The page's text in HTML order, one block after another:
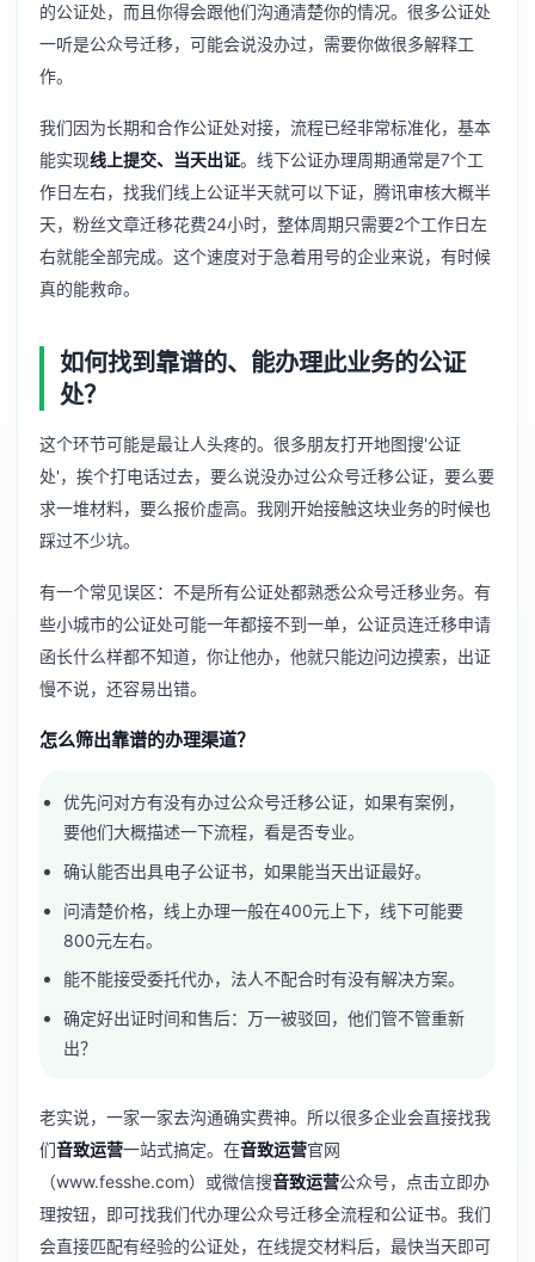
的公证处，而且你得会跟他们沟通清楚你的情况。很多公证处
一听是公众号迁移，可能会说没办过，需要你做很多解释工
作。
我们因为长期和合作公证处对接，流程已经非常标准化，基本
能实现线上提交、当天出证。线下公证办理周期通常是7个工
作日左右，找我们线上公证半天就可以下证，腾讯审核大概半
天，粉丝文章迁移花费24小时，整体周期只需要2个工作日左
右就能全部完成。这个速度对于急着用号的企业来说，有时候
真的能救命。
如何找到靠谱的、能办理此业务的公证
处？
这个环节可能是最让人头疼的。很多朋友打开地图搜'公证
处'，挨个打电话过去，要么说没办过公众号迁移公证，要么要
求一堆材料，要么报价虚高。我刚开始接触这块业务的时候也
踩过不少坑。
有一个常见误区：不是所有公证处都熟悉公众号迁移业务。有
些小城市的公证处可能一年都接不到一单，公证员连迁移申请
函长什么样都不知道，你让他办，他就只能边问边摸索，出证
慢不说，还容易出错。
怎么筛出靠谱的办理渠道？
优先问对方有没有办过公众号迁移公证，如果有案例，
要他们大概描述一下流程，看是否专业。
确认能否出具电子公证书，如果能当天出证最好。
问清楚价格，线上办理一般在400元上下，线下可能要
800元左右。
能不能接受委托代办，法人不配合时有没有解决方案。
确定好出证时间和售后：万一被驳回，他们管不管重新
出？
老实说，一家一家去沟通确实费神。所以很多企业会直接找我
们音致运营一站式搞定。在音致运营官网
（www.fesshe.com）或微信搜音致运营公众号，点击立即办
理按钮，即可找我们代办理公众号迁移全流程和公证书。我们
会直接匹配有经验的公证处，在线提交材料后，最快当天即可